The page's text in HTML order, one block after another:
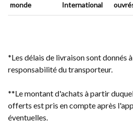
monde
International
*Les délais de livraison sont donnés
responsabilité du transporteur.
**Le montant d'achats à partir
offerts est pris en compte après
éventuelles.